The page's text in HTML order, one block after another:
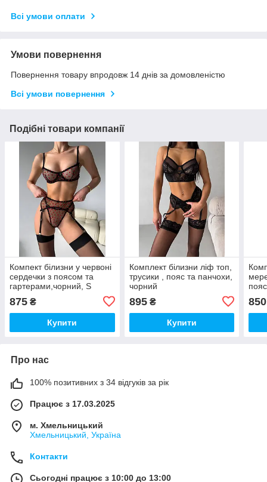
Всі умови оплати
Умови повернення
Повернення товару впродовж 14 днів за домовленістю
Всі умови повернення
Подібні товари компанії
Компект білизни у червоні
сердечки з поясом та
гартерами,чорний, S
875 ₴
Купити
Комплект білизни ліф топ,
трусики , пояс та панчохи,
чорний
895₴
Купити
850
Про нас
100% позитивних з 34 відгуків за рік
Працює з 17.03.2025
м. Хмельницький
Хмельницький, Україна
Контакти
Сьогодні працює з 10:00 до 13:00